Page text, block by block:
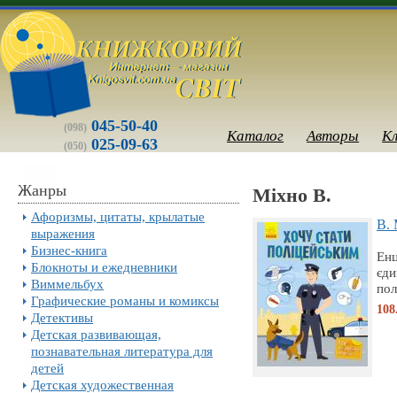
(098) 045-50-40
(050) 025-09-63 Каталог Авторы
Жанры
Афоризмы, цитаты, крылатые
выражения
Бизнес-книга
Блокноты и ежедневники
Виммельбух
Графические романы и комиксы
Детективы
Детская развивающая,
познавательная литература для
детей
Детская художественная
Мiхно В.
В.